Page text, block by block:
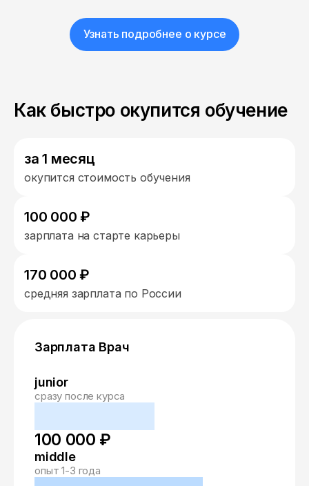
Узнать подробнее о курсе
Как быстро окупится обучение
за 1 месяц
окупится стоимость обучения
100 000 ₽
зарплата на старте карьеры
170 000 ₽
средняя зарплата по России
Зарплата Врач
junior
сразу после курса
100 000 ₽
middle
опыт 1-3 года